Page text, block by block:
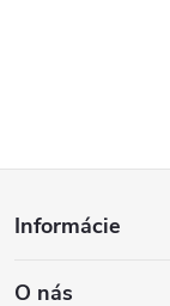
Informácie
O nás